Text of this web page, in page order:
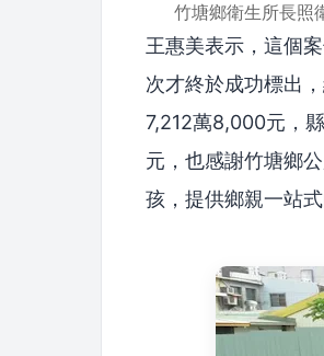
竹塘鄉衛生所長照
王惠美表示，這個
次才終於成功標出
7,212萬8,000元，
元，也感謝竹塘鄉
孩，提供鄉親一站